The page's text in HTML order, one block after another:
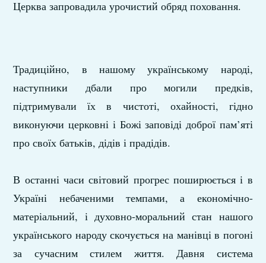
Церква запровадила урочистий обряд поховання.
Традиційно, в нашому українському народі,
наступники дбали про могили предків,
підтримували їх в чистоті, охайності, гідно
виконуючи церковні і Божі заповіді доброї пам’яті
про своїх батьків, дідів і прадідів.
В останні часи світовий прогрес поширюється і в
Україні небаченими темпами, а економічно-
матеріальний, і духовно-моральний стан нашого
українського народу скочується на манівці в погоні
за сучасним стилем життя. Давня система